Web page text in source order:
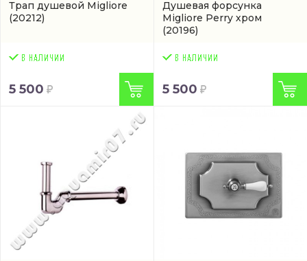
Трап душевой Migliore
(20212)
5 500
Душевая форсунка
Migliore Perry хром
(20196)
5 500